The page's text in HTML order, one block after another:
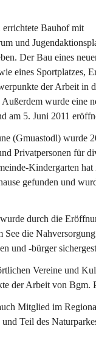
errichtete Bauhof mit
und
Der Bau eines
eines Sportplatzes,
der Arbeit in
Außerdem wurde eine
am 5. Juni 2011
(Gmuastodl) wurde
Privatpersonen für
Kindergarten hat
gefunden und
durch die
See die
und -bürger
Vereine und
der Arbeit von Bgm.
Mitglied im
Teil des